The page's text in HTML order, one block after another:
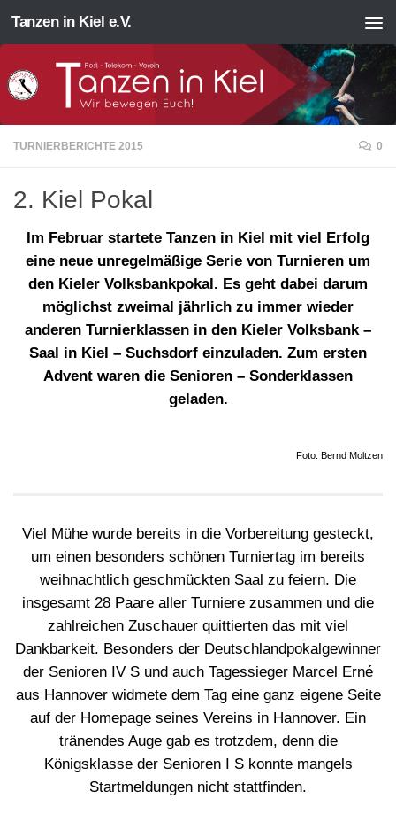
Zum Inhalt springen
Tanzen in Kiel e.V.
TURNIERBERICHTE 2015 0
2. Kiel Pokal
Im Februar startete Tanzen in Kiel mit viel Erfolg
eine neue unregelmäßige Serie von Turnieren um
den Kieler Volksbankpokal. Es geht dabei darum
möglichst zweimal jährlich zu immer wieder
anderen Turnierklassen in den Kieler Volksbank –
Saal in Kiel – Suchsdorf einzuladen. Zum ersten
Advent waren die Senioren – Sonderklassen
geladen.
Foto: Bernd Moltzen
Viel Mühe wurde bereits in die Vorbereitung gesteckt,
um einen besonders schönen Turniertag im bereits
weihnachtlich geschmückten Saal zu feiern. Die
insgesamt 28 Paare aller Turniere zusammen und die
zahlreichen Zuschauer quittierten das mit viel
Dankbarkeit. Besonders der Deutschlandpokalgewinner
der Senioren IV S und auch Tagessieger Marcel Erné
aus Hannover widmete dem Tag eine ganz eigene Seite
auf der Homepage seines Vereins in Hannover. Ein
tränendes Auge gab es trotzdem, denn die
Königsklasse der Senioren I S konnte mangels
Startmeldungen nicht stattfinden.